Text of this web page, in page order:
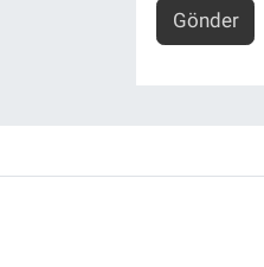
Gönder